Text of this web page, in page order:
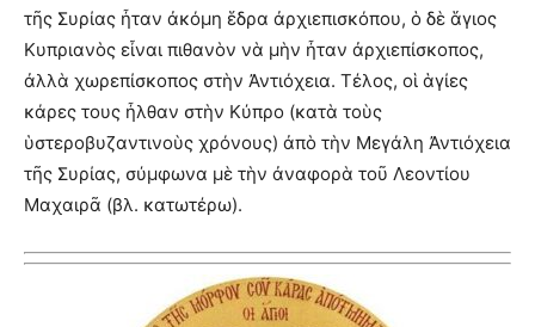
τῆς Συρίας ἦταν ἀκόμη ἕδρα ἀρχιεπισκόπου, ὁ δὲ ἅγιος
Κυπριανὸς εἶναι πιθανὸν νὰ μὴν ἦταν ἀρχιεπίσκοπος,
ἀλλὰ χωρεπίσκοπος στὴν Ἀντιόχεια. Τέλος, οἱ ἁγίες
κάρες τους ἦλθαν στὴν Κύπρο (κατὰ τοὺς
ὑστεροβυζαντινοὺς χρόνους) ἀπὸ τὴν Μεγάλη Ἀντιόχεια
τῆς Συρίας, σύμφωνα μὲ τὴν ἀναφορὰ τοῦ Λεοντίου
Μαχαιρᾶ (βλ. κατωτέρω).